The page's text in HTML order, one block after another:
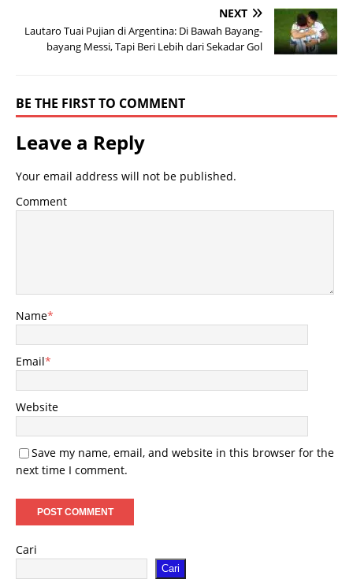
NEXT
Lautaro Tuai Pujian di Argentina: Di Bawah Bayang-
bayang Messi, Tapi Beri Lebih dari Sekadar Gol
BE THE FIRST TO COMMENT
Leave a Reply
Your email address will not be published.
Comment
Name*
Email*
Website
Save my name, email, and website in this browser for the
next time I comment.
Cari
Cari